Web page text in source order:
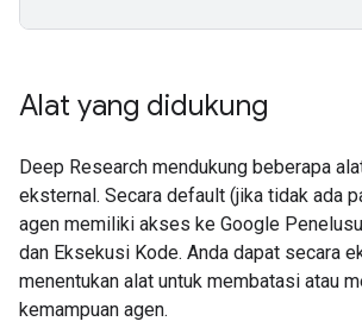
Alat yang didukung
Deep Research mendukung beberapa
eksternal. Secara default (jika tidak ada
agen memiliki akses ke Google
dan Eksekusi Kode. Anda dapat secara
menentukan alat untuk membatasi atau
kemampuan agen.